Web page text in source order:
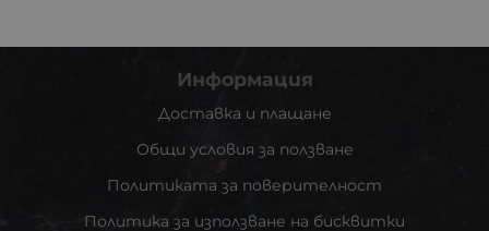
Информация
Доставка и плащане
Общи условия за ползване
Политиката за поверителност
Политика за използване на бисквитки